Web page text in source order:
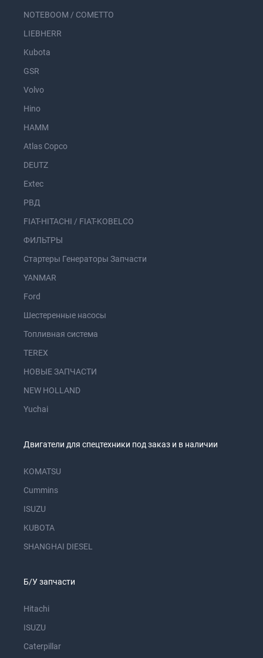
NOTEBOOM / COMETTO
LIEBHERR
Kubota
GSR
Volvo
Hino
HAMM
Atlas Copco
DEUTZ
Extec
РВД
FIAT-HITACHI / FIAT-KOBELCO
ФИЛЬТРЫ
Стартеры Генераторы Запчасти
YANMAR
Ford
Шестеренные насосы
Топливная система
TEREX
НОВЫЕ ЗАПЧАСТИ
NEW HOLLAND
Yuchai
Двигатели для спецтехники под заказ и в наличии
KOMATSU
Cummins
ISUZU
KUBOTA
SHANGHAI DIESEL
Б/У запчасти
Hitachi
ISUZU
Caterpillar